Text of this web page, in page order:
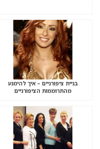
בניית ציפורניים – איך להימנע
מהתרוממות הציפורניים